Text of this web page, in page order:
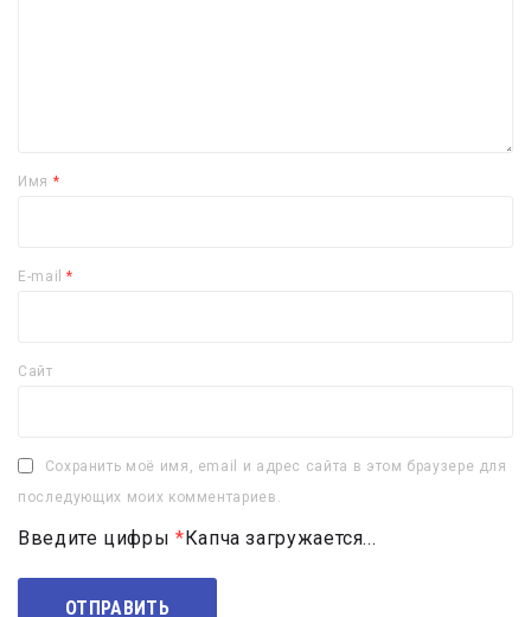
Имя *
E-mail*
Сайт
Сохранить моё имя, email и адрес сайта в этом браузере для
последующих моих комментариев.
Введите цифры * Капча загружается...